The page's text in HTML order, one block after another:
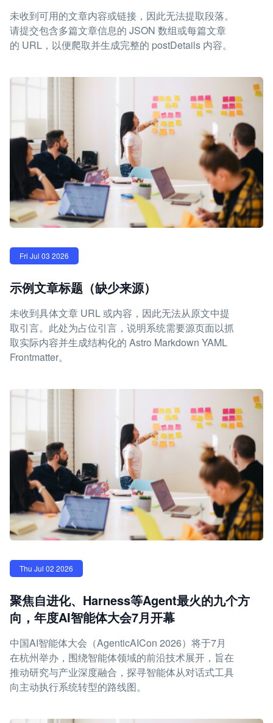
未收到可用的文章内容或链接，因此无法提取段落。
请提交包含多篇文章信息的 JSON 数组或每篇文章
的 URL，以便爬取并生成完整的 postDetails 内容。
Fri Jul 03 2026
示例文章标题（缺少来源）
未收到具体文章 URL 或内容，因此无法从原文中提
取引言。此处为占位引言，说明系统需要源页面以抓
取实际内容并生成结构化的 Astro Markdown YAML
Frontmatter。
Thu Jul 02 2026
聚焦自进化、Harness等Agent最火的九个方
向，年度AI智能体大会7月开幕
中国AI智能体大会（AgenticAICon 2026）将于7月
在杭州举办，围绕智能体领域的前沿技术展开，旨在
推动研究与产业深度融合，探寻智能体从对话式工具
向主动执行系统转型的路线图。